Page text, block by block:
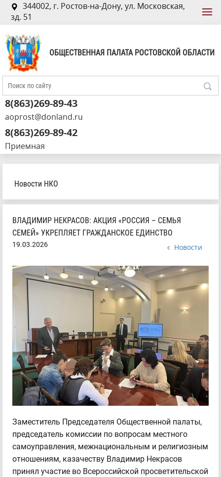
344002, г. Ростов-на-Дону, ул. Московская,
зд. 51
ОБЩЕСТВЕННАЯ ПАЛАТА РОСТОВСКОЙ ОБЛАСТИ
8(863)269-89-43
aoprost@donland.ru
8(863)269-89-42
Приемная
Новости НКО
ВЛАДИМИР НЕКРАСОВ: АКЦИЯ «РОССИЯ – СЕМЬЯ
СЕМЕЙ» УКРЕПЛЯЕТ ГРАЖДАНСКОЕ ЕДИНСТВО
19.03.2026 Новости
Заместитель Председателя Общественной палаты,
председатель комиссии по вопросам местного
самоуправления, межнациональным и религиозным
отношениям, казачеству Владимир Некрасов
принял участие во Всероссийской просветительской